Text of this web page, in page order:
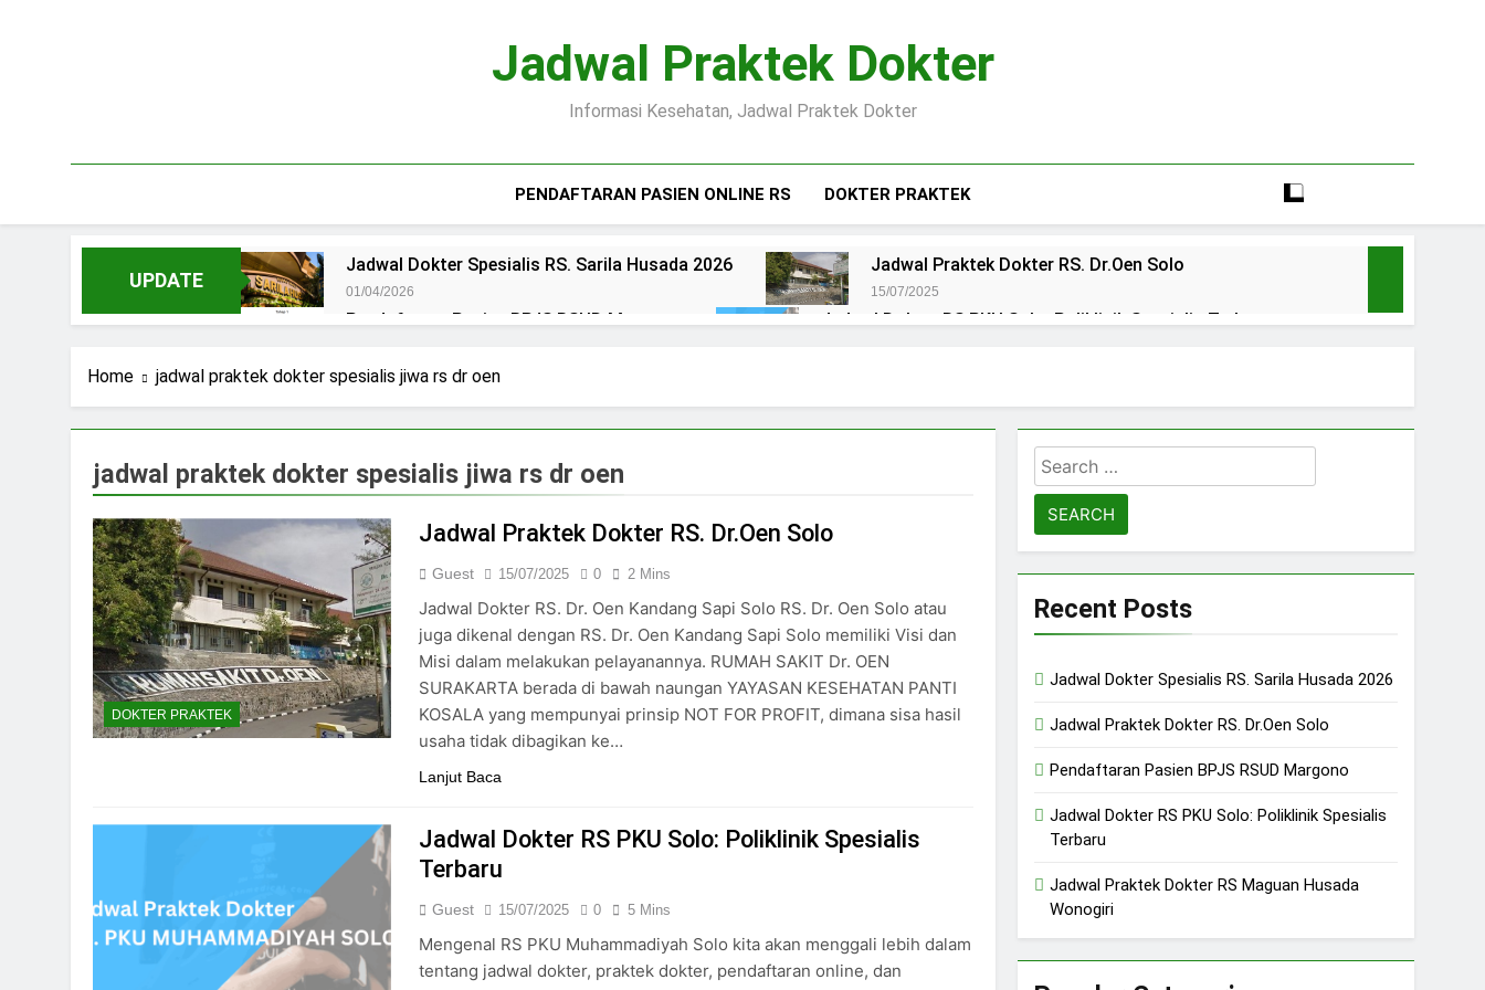
Jadwal Praktek Dokter
Informasi Kesehatan, Jadwal Praktek Dokter
PENDAFTARAN PASIEN ONLINE RS DOKTER PRAKTEK
UPDATE
Jadwal Dokter Spesialis RS. Sarila Husada 2026
01/04/2026
Jadwal Praktek Dokter RS. Dr.Oen Solo
15/07/2025
Pendaftaran Pasien BPJS RSUD Margono Jadwal Dokter RS PKU Solo: Poliklinik Spesialis Terbaru
Jadwal Praktek Dokter RS Maguan Husada Wonogiri
Jadwal Dokter RS. Puri Asih Salatiga 2025 Jadwal Dokter RS Mulia Hati Wonogiri
Pendaftaran Pasien BPJS RSUD Bung Karno Pendaftaran Pasien BPJS RSUD Banyumas
Home jadwal praktek dokter spesialis jiwa rs dr oen
jadwal praktek dokter spesialis jiwa rs dr oen
DOKTER PRAKTEK
Jadwal Praktek Dokter RS. Dr.Oen Solo
Guest 15/07/2025 0 2 Mins
Jadwal Dokter RS. Dr. Oen Kandang Sapi Solo RS. Dr. Oen Solo atau
juga dikenal dengan RS. Dr. Oen Kandang Sapi Solo memiliki Visi dan
Misi dalam melakukan pelayanannya. RUMAH SAKIT Dr. OEN
SURAKARTA berada di bawah naungan YAYASAN KESEHATAN PANTI
KOSALA yang mempunyai prinsip NOT FOR PROFIT, dimana sisa hasil
usaha tidak dibagikan ke…
Lanjut Baca
Jadwal Dokter RS PKU Solo: Poliklinik Spesialis
Terbaru
Guest 15/07/2025 0 5 Mins
Mengenal RS PKU Muhammadiyah Solo kita akan menggali lebih dalam
tentang jadwal dokter, praktek dokter, pendaftaran online, dan
Search
for:
Recent Posts
Jadwal Dokter Spesialis RS. Sarila Husada 2026
Jadwal Praktek Dokter RS. Dr.Oen Solo
Pendaftaran Pasien BPJS RSUD Margono
Jadwal Dokter RS PKU Solo: Poliklinik Spesialis
Terbaru
Jadwal Praktek Dokter RS Maguan Husada
Wonogiri